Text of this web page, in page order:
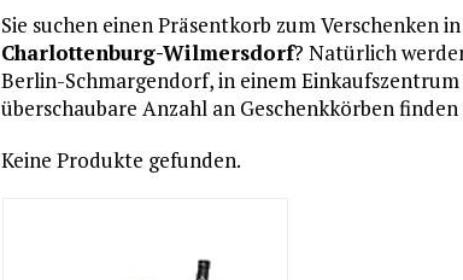
Sie suchen einen Präsentkorb zum Verschenken
Charlottenburg-Wilmersdorf? Natürlich
Berlin-Schmargendorf, in einem
überschaubare Anzahl an Geschenkkörben
Keine Produkte gefunden.